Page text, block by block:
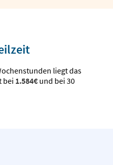
liegt das
bei 1.584€ und bei 30